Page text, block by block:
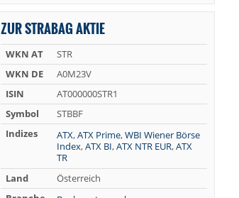
ZUR STRABAG AKTIE
WKN AT
STR
WKN DE
A0M23V
ISIN
AT000000STR1
Symbol
STBBF
Indizes
ATX,ATX Prime,WBI Wiener Börse
Index,ATX BI,ATX NTR EUR,ATX
TR
Land
Österreich